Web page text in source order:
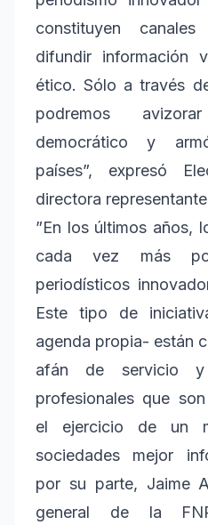
constituyen
difundir información
ético. Sólo a través
podremos
democrático y
países”, expresó
directora
”En los últimos años,
cada vez más por
periodísticos
Este tipo de
agenda propia- están
afán de servicio
profesionales que
el ejercicio de un
sociedades mejor
por su parte, Jaime
general de la